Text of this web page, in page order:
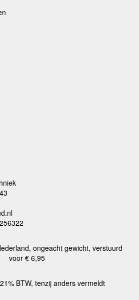
ongeacht gewicht, verstuurd
voor € 6,95
BTW, tenzij anders vermeldt